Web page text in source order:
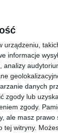
urządzeniu,
informacje
danych
zgody lub
zgody.
ale masz prawo
witryny.